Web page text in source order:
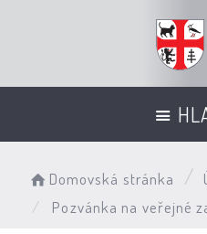
Domovská stránka
Pozvánka na veřejné